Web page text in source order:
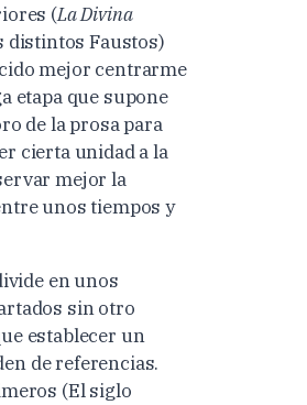
(La Divina
distintos Faustos)
mejor centrarme
etapa que supone
de la prosa para
cierta unidad a la
mejor la
unos tiempos y
en unos
sin otro
establecer un
de referencias.
(El siglo